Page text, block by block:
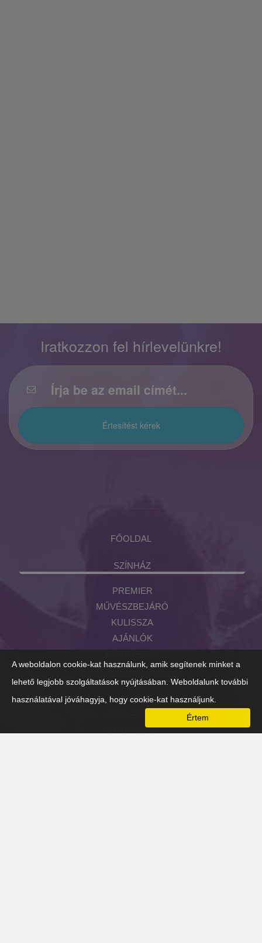
Iratkozzon fel hírlevelünkre!
FŐOLDAL
SZÍNHÁZ
PREMIER
MŰVÉSZBEJÁRÓ
KULISSZA
AJÁNLÓK
RÓLUNK
REKREÁCIÓ
A weboldalon cookie-kat használunk, amik segítenek minket a
lehető legjobb szolgáltatások nyújtásában. Weboldalunk további
használatával jóváhagyja, hogy cookie-kat használjunk.
Értem